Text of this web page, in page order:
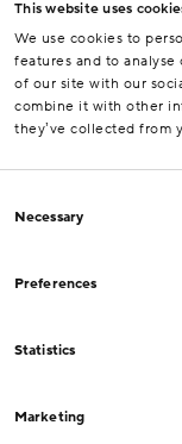
This website uses
We use cookies to
features and to
of our site with our
combine it with other
they’ve collected from
Selection
Necessary
Preferences
Statistics
Marketing